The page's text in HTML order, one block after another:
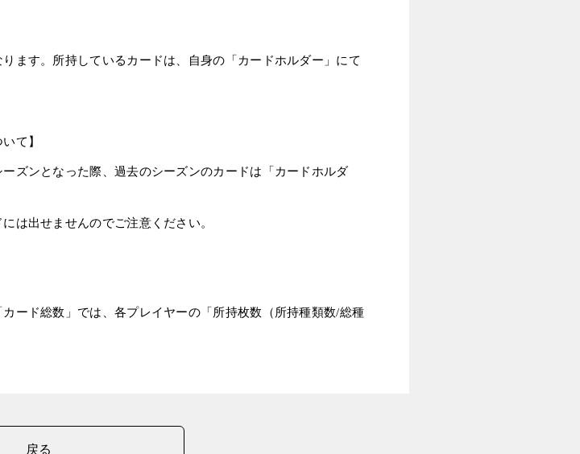
ます。所持しているカードは、自身の「カードホルダー」にて
て】
ズンとなった際、過去のシーズンのカードは「カードホルダ
は出せませんのでご注意ください。
ード総数」では、各プレイヤーの「所持枚数（所持種類数/総種
戻る